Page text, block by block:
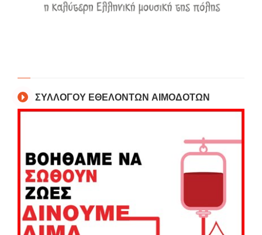
ΣΥΛΛΟΓΟΥ ΕΘΕΛΟΝΤΩΝ ΑΙΜΟΔΟΤΩΝ